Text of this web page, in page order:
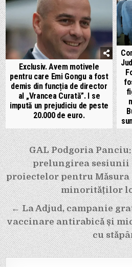
Exclusiv. Avem motivele
pentru care Emi Gongu a fost
demis din funcția de director
al „Vrancea Curată”. I se
impută un prejudiciu de peste
20.000 de euro.
Navigare
în
articole
GAL Podgoria
prelungirea sesiunii
proiectelor pentru Măsura
minorităților
← La Adjud, campanie
vaccinare antirabică și
cu